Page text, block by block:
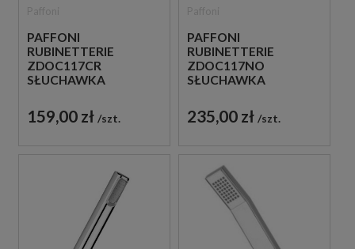
PAFFONI
RUBINETTERIE
ZDOC117CR
SŁUCHAWKA
CHROM
159,00 zł szt.
PAFFONI
RUBINETTERIE
ZDOC117NO
SŁUCHAWKA
CZARNA
235,00 zł szt.